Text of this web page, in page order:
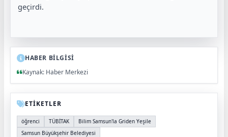
geçirdi.
HABER BİLGİSİ
Kaynak: Haber Merkezi
ETİKETLER
öğrenci TÜBİTAK
Bilim Samsun'la Griden Yeşile
Samsun Büyükşehir Belediyesi